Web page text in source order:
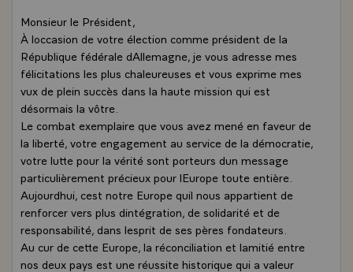
Monsieur le Président,
À loccasion de votre élection comme président de la
République fédérale dAllemagne, je vous adresse mes
félicitations les plus chaleureuses et vous exprime mes
vux de plein succès dans la haute mission qui est
désormais la vôtre.
Le combat exemplaire que vous avez mené en faveur de
la liberté, votre engagement au service de la démocratie,
votre lutte pour la vérité sont porteurs dun message
particulièrement précieux pour lEurope toute entière.
Aujourdhui, cest notre Europe quil nous appartient de
renforcer vers plus dintégration, de solidarité et de
responsabilité, dans lesprit de ses pères fondateurs.
Au cur de cette Europe, la réconciliation et lamitié entre
nos deux pays est une réussite historique qui a valeur